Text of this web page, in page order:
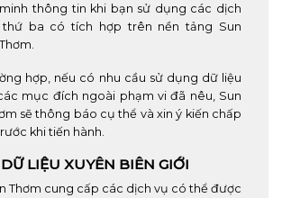
thông tin khi bạn sử dụng các dịch
ba có tích hợp trên nền tảng Sun
hợp, nếu có nhu cầu sử dụng dữ liệu
mục đích ngoài phạm vi đã nêu, Sun
sẽ thông báo cụ thể và xin ý kiến chấp
khi tiến hành.
LIỆU XUYÊN BIÊN GIỚI
Thơm cung cấp các dịch vụ có thể được